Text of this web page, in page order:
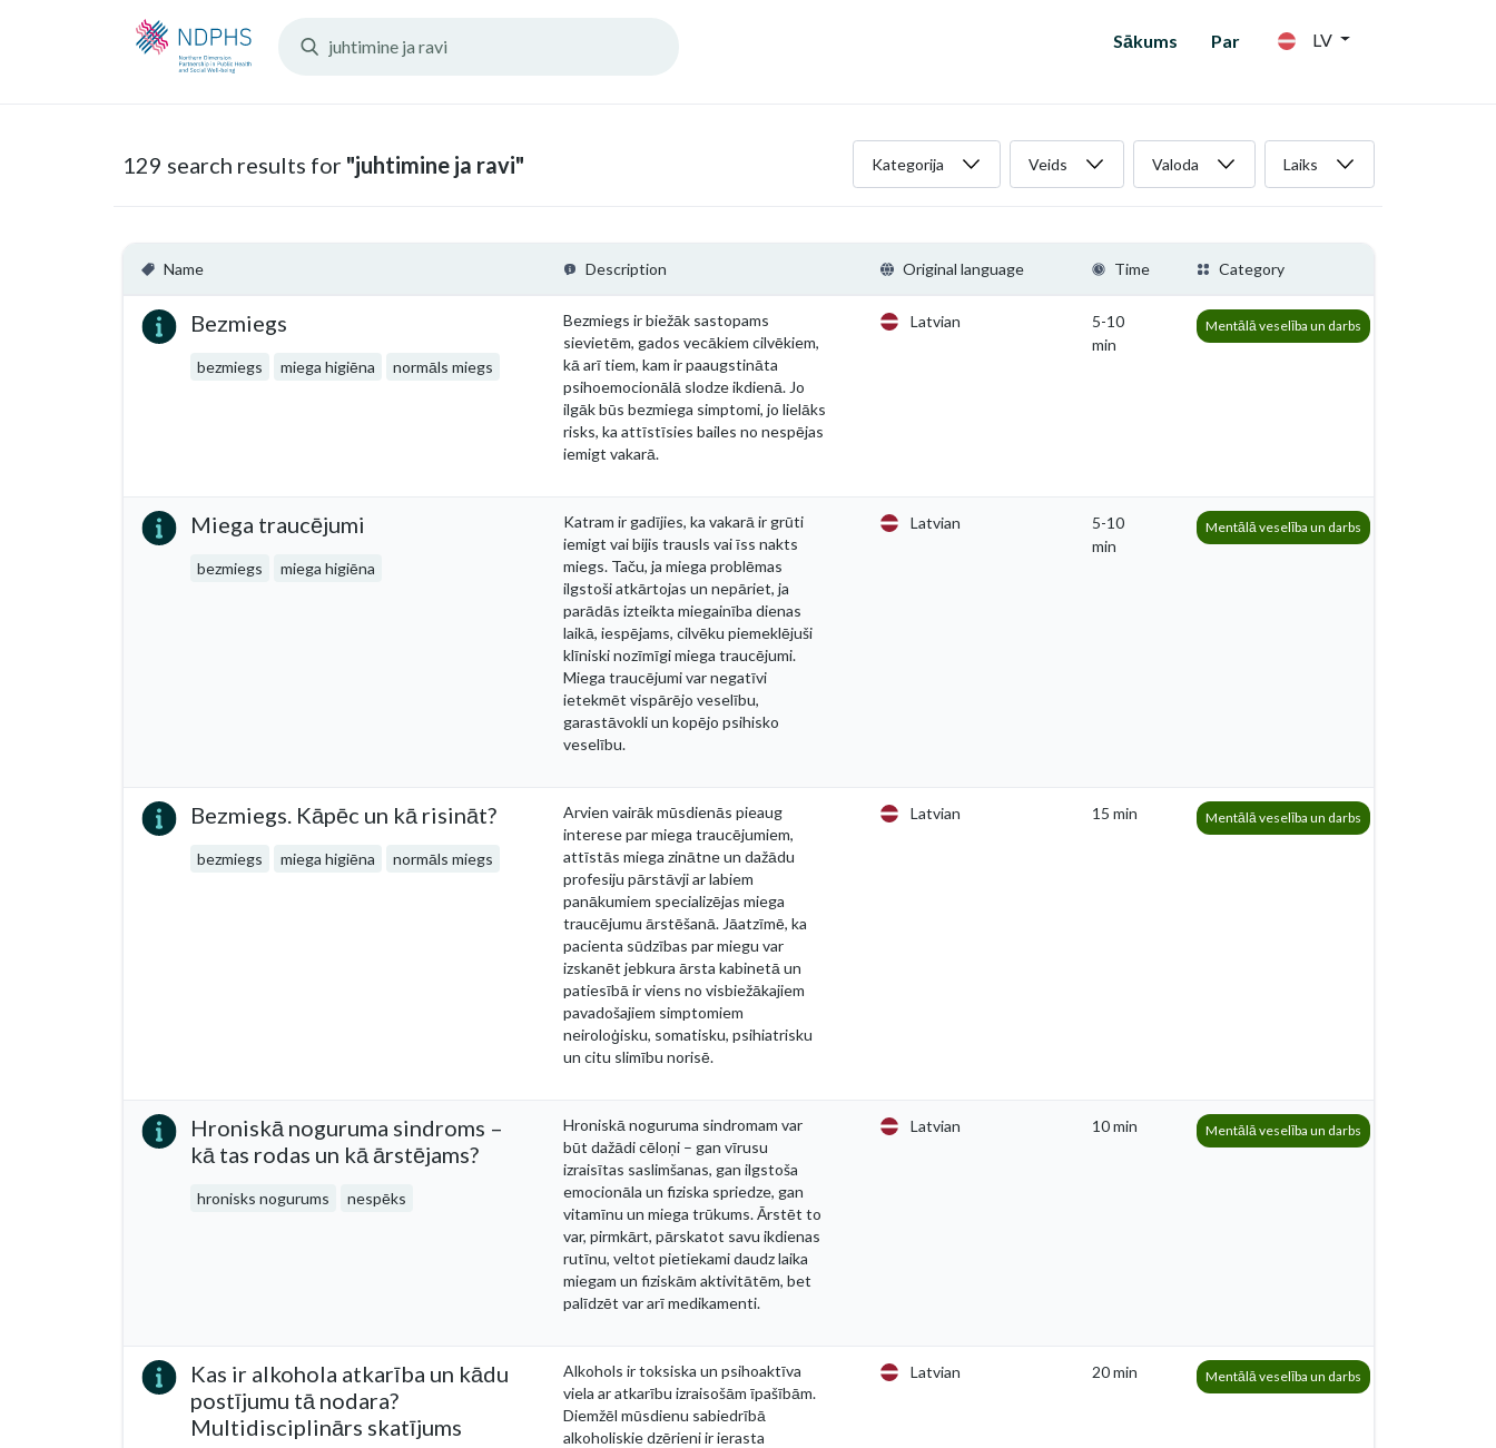
Search
Sākums Par LV
129 search results for "juhtimine ja ravi" Kategorija Veids Valoda Laiks
Name Description Original language Time Category
Bezmiegs
bezmiegs miega higiēna normāls miegs
Bezmiegs ir biežāk sastopams
sievietēm, gados vecākiem cilvēkiem,
kā arī tiem, kam ir paaugstināta
psihoemocionālā slodze ikdienā. Jo
ilgāk būs bezmiega simptomi, jo lielāks
risks, ka attīstīsies bailes no nespējas
iemigt vakarā.
Latvian
5-10
min
Mentālā veselība un darbs
Miega traucējumi
bezmiegs miega higiēna
Katram ir gadījies, ka vakarā ir grūti
iemigt vai bijis trausls vai īss nakts
miegs. Taču, ja miega problēmas
ilgstoši atkārtojas un nepāriet, ja
parādās izteikta miegainība dienas
laikā, iespējams, cilvēku piemeklējuši
klīniski nozīmīgi miega traucējumi.
Miega traucējumi var negatīvi
ietekmēt vispārējo veselību,
garastāvokli un kopējo psihisko
veselību.
Latvian
5-10
min
Mentālā veselība un darbs
Bezmiegs. Kāpēc un kā risināt?
bezmiegs miega higiēna normāls miegs
Arvien vairāk mūsdienās pieaug
interese par miega traucējumiem,
attīstās miega zinātne un dažādu
profesiju pārstāvji ar labiem
panākumiem specializējas miega
traucējumu ārstēšanā. Jāatzīmē, ka
pacienta sūdzības par miegu var
izskanēt jebkura ārsta kabinetā un
patiesībā ir viens no visbiežākajiem
pavadošajiem simptomiem
neiroloģisku, somatisku, psihiatrisku
un citu slimību norisē.
Latvian 15 min Mentālā veselība un darbs
Hroniskā noguruma sindroms –
kā tas rodas un kā ārstējams?
hronisks nogurums nespēks
Hroniskā noguruma sindromam var
būt dažādi cēloņi – gan vīrusu
izraisītas saslimšanas, gan ilgstoša
emocionāla un fiziska spriedze, gan
vitamīnu un miega trūkums. Ārstēt to
var, pirmkārt, pārskatot savu ikdienas
rutīnu, veltot pietiekami daudz laika
miegam un fiziskām aktivitātēm, bet
palīdzēt var arī medikamenti.
Latvian 10 min Mentālā veselība un darbs
Kas ir alkohola atkarība un kādu
postījumu tā nodara?
Multidisciplinārs skatījums
Alkohols ir toksiska un psihoaktīva
viela ar atkarību izraisošām īpašībām.
Diemžēl mūsdienu sabiedrībā
alkoholiskie dzērieni ir ierasta
Latvian 20 min Mentālā veselība un darbs